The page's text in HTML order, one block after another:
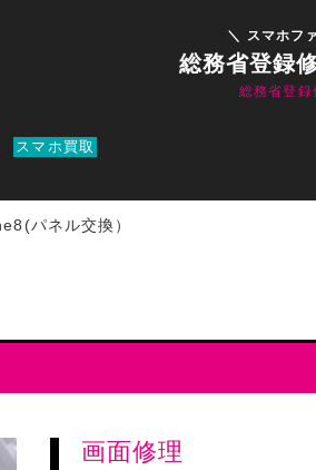
＼ スマホフ
総務省登録
総務省登録
スマホ買取
パネル交換）
画面修理